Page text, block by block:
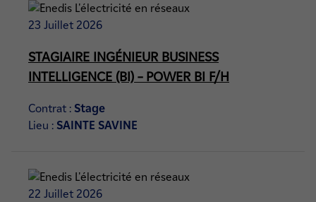
23 Juillet 2026
STAGIAIRE INGÉNIEUR BUSINESS
INTELLIGENCE (BI) – POWER BI F/H
Contrat : Stage
Lieu : SAINTE SAVINE
22 Juillet 2026